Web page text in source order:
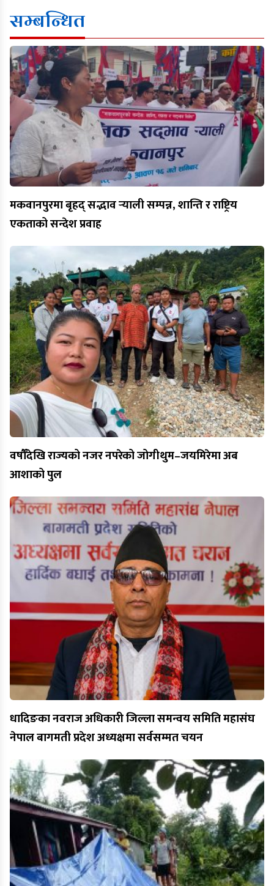
सम्बन्धित
मकवानपुरमा बृहद् सद्भाव र्‍याली सम्पन्न, शान्ति र राष्ट्रिय
एकताको सन्देश प्रवाह
वर्षौँदेखि राज्यको नजर नपरेको जोगीथुम–जयमिरेमा अब
आशाको पुल
धादिङका नवराज अधिकारी जिल्ला समन्वय समिति महासंघ
नेपाल बागमती प्रदेश अध्यक्षमा सर्वसम्मत चयन